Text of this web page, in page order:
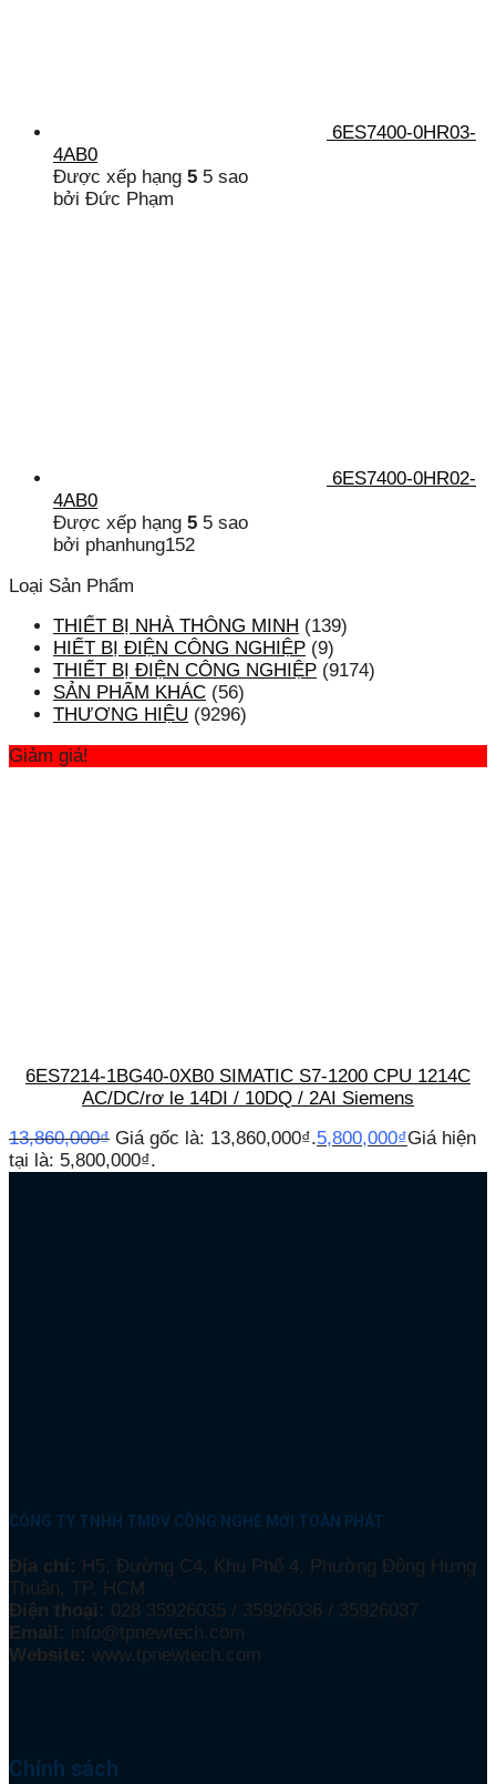
6ES7400-0HR03-
4AB0
Được xếp hạng 5 5 sao
bởi Đức Phạm
6ES7400-0HR02-
4AB0
Được xếp hạng 5 5 sao
bởi phanhung152
Loại Sản Phẩm
THIẾT BỊ NHÀ THÔNG MINH (139)
HIẾT BỊ ĐIỆN CÔNG NGHIỆP (9)
THIẾT BỊ ĐIỆN CÔNG NGHIỆP (9174)
SẢN PHẨM KHÁC (56)
THƯƠNG HIỆU (9296)
Giảm giá!
6ES7214-1BG40-0XB0 SIMATIC S7-1200 CPU 1214C
AC/DC/rơ le 14DI / 10DQ / 2AI Siemens
13,860,000₫ Giá gốc là: 13,860,000₫.5,800,000₫Giá hiện
tại là: 5,800,000₫.
CÔNG TY TNHH TMDV CÔNG NGHỆ MỚI TOÀN PHÁT
Địa chỉ: H5, Đường C4, Khu Phố 4, Phường Đông Hưng
Thuận, TP. HCM
Điện thoại: 028 35926035 / 35926036 / 35926037
Email: info@tpnewtech.com
Website: www.tpnewtech.com
Chính sách